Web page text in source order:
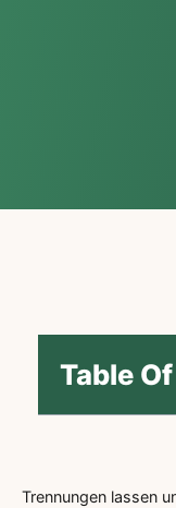
Table
Trennungen lassen